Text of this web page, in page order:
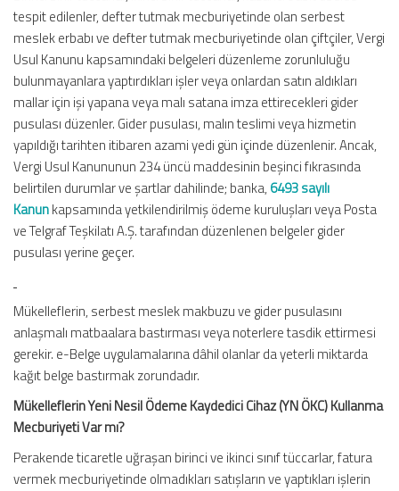
tespit edilenler, defter tutmak mecburiyetinde olan serbest
meslek erbabı ve defter tutmak mecburiyetinde olan çiftçiler, Vergi
Usul Kanunu kapsamındaki belgeleri düzenleme zorunluluğu
bulunmayanlara yaptırdıkları işler veya onlardan satın aldıkları
mallar için işi yapana veya malı satana imza ettirecekleri gider
pusulası düzenler. Gider pusulası, malın teslimi veya hizmetin
yapıldığı tarihten itibaren azami yedi gün içinde düzenlenir. Ancak,
Vergi Usul Kanununun 234 üncü maddesinin beşinci fıkrasında
belirtilen durumlar ve şartlar dahilinde; banka, 6493 sayılı
Kanunkapsamında yetkilendirilmiş ödeme kuruluşları veya Posta
ve Telgraf Teşkilatı A.Ş. tarafından düzenlenen belgeler gider
pusulası yerine geçer.
Mükelleflerin, serbest meslek makbuzu ve gider pusulasını
anlaşmalı matbaalara bastırması veya noterlere tasdik ettirmesi
gerekir. e-Belge uygulamalarına dâhil olanlar da yeterli miktarda
kağıt belge bastırmak zorundadır.
Mükelleflerin Yeni Nesil Ödeme Kaydedici Cihaz (YN ÖKC) Kullanma
Mecburiyeti Var mı?
Perakende ticaretle uğraşan birinci ve ikinci sınıf tüccarlar, fatura
vermek mecburiyetinde olmadıkları satışların ve yaptıkları işlerin